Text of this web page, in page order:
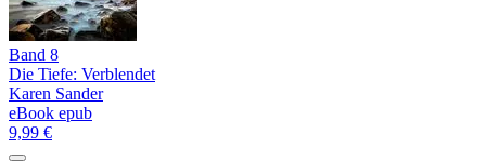
Band 8
Die Tiefe: Verblendet
Karen Sander
eBook epub
9,99 €